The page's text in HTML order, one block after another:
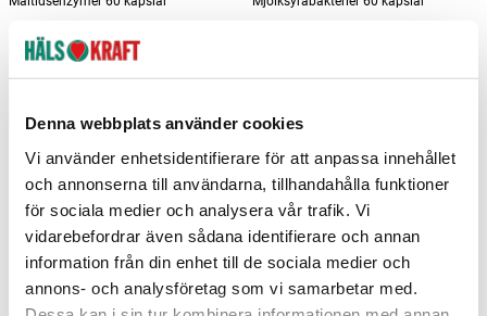
Denna webbplats använder cookies
Vi använder enhetsidentifierare för att anpassa innehållet
och annonserna till användarna, tillhandahålla funktioner
för sociala medier och analysera vår trafik. Vi
vidarebefordrar även sådana identifierare och annan
information från din enhet till de sociala medier och
annons- och analysföretag som vi samarbetar med.
Great Earth
Pris:251 kr
251 kr Pris:245 kr
245 kr